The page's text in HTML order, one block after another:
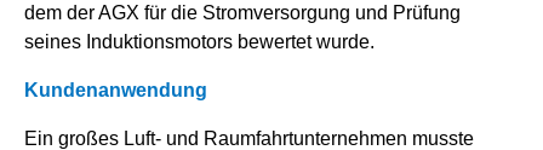
dem der AGX für die Stromversorgung und Prüfung
seines Induktionsmotors bewertet wurde.
Kundenanwendung
Ein großes Luft- und Raumfahrtunternehmen musste